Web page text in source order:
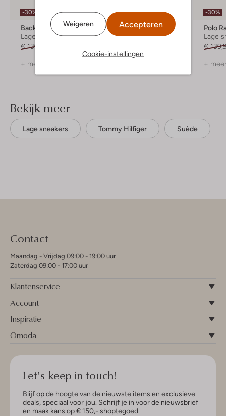
Weigeren Accepteren
Cookie-instellingen
-30%
Back70
Lage sneakers
€ 139,99
+ meer kleuren
-30%
Hub
Lage sneakers
-30%
Polo
Lage
€
+
Bekijk meer
Lage sneakers Tommy Hilfiger Suède
Contact
Maandag - Vrijdag 09:00 - 19:00 uur
Zaterdag 09:00 - 17:00 uur
Klantenservice
Account
Inspiratie
Omoda
Let's keep in touch!
Blijf op de hoogte van de nieuwste items en exclusieve
deals, speciaal voor jou. Schrijf je in voor de nieuwsbrief
en maak kans op € 150,- shoptegoed.